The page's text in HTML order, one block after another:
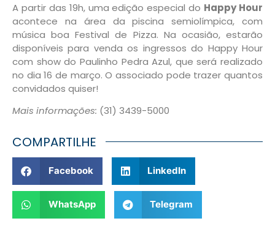
A partir das 19h, uma edição especial do Happy Hour
acontece na área da piscina semiolímpica, com
música boa Festival de Pizza. Na ocasião, estarão
disponíveis para venda os ingressos do Happy Hour
com show do Paulinho Pedra Azul, que será realizado
no dia 16 de março. O associado pode trazer quantos
convidados quiser!
Mais informações: (31) 3439-5000
COMPARTILHE
Facebook LinkedIn
WhatsApp Telegram